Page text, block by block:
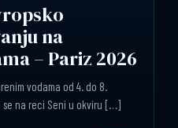
na
– Pariz 2026
vodama od 4. do 8.
se na reci Seni u okviru […]